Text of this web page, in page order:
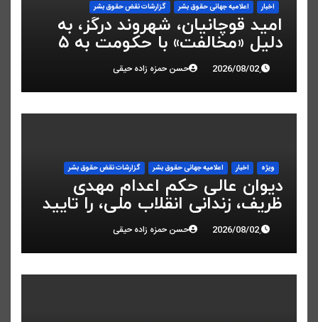
اخبار اعلاميه جهانی حقوق بشر گزارشات نقض حقوق بشر
امید قوچانیان، شهروند درگز، به
دلیل «مخالفت» با حکومت به ۵
سال زندان محکوم شد
حسن حمزه زاده حیقی
ویژه اخبار اعلاميه جهانی حقوق بشر گزارشات نقض حقوق بشر
دیوان عالی حکم اعدام مهدی
ظریف، زندانی انقلاب ملی، را تایید
کرد حسن حمزه زاده حیقی